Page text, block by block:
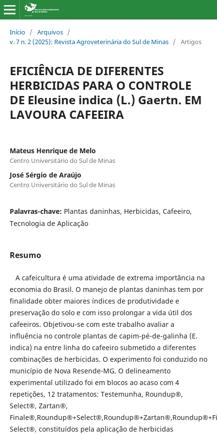
Início / Arquivos /
v. 7 n. 2 (2025): Revista Agroveterinária do Sul de Minas / Artigos
EFICIÊNCIA DE DIFERENTES
HERBICIDAS PARA O CONTROLE
DE Eleusine indica (L.) Gaertn. EM
LAVOURA CAFEEIRA
Mateus Henrique de Melo
Centro Universitário do Sul de Minas
José Sérgio de Araújo
Centro Universitário do Sul de Minas
Palavras-chave: Plantas daninhas, Herbicidas, Cafeeiro,
Tecnologia de Aplicação
Resumo
A cafeicultura é uma atividade de extrema importância na
economia do Brasil. O manejo de plantas daninhas tem por
finalidade obter maiores índices de produtividade e
preservação do solo e com isso prolongar a vida útil dos
cafeeiros. Objetivou-se com este trabalho avaliar a
influência no controle plantas de capim-pé-de-galinha (E.
indica) na entre linha do cafeeiro submetido a diferentes
combinações de herbicidas. O experimento foi conduzido no
município de Nova Resende-MG. O delineamento
experimental utilizado foi em blocos ao acaso com 4
repetições, 12 tratamentos: Testemunha, Roundup®,
Select®, Zartan®,
Select®, constituídos pela aplicação de herbicidas